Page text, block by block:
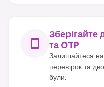
та OTP
Залишайтеся
перевірок та
були.